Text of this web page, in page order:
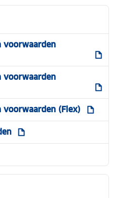
voorwaarden
voorwaarden
voorwaarden (Flex)